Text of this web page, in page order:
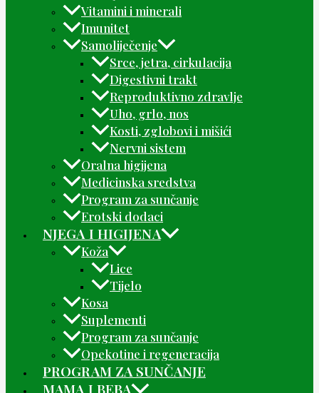
Vitamini i minerali
Imunitet
Samoliječenje
Srce, jetra, cirkulacija
Digestivni trakt
Reproduktivno zdravlje
Uho, grlo, nos
Kosti, zglobovi i mišići
Nervni sistem
Oralna higijena
Medicinska sredstva
Program za sunčanje
Erotski dodaci
NJEGA I HIGIJENA
Koža
Lice
Tijelo
Kosa
Suplementi
Program za sunčanje
Opekotine i regeneracija
PROGRAM ZA SUNČANJE
MAMA I BEBA